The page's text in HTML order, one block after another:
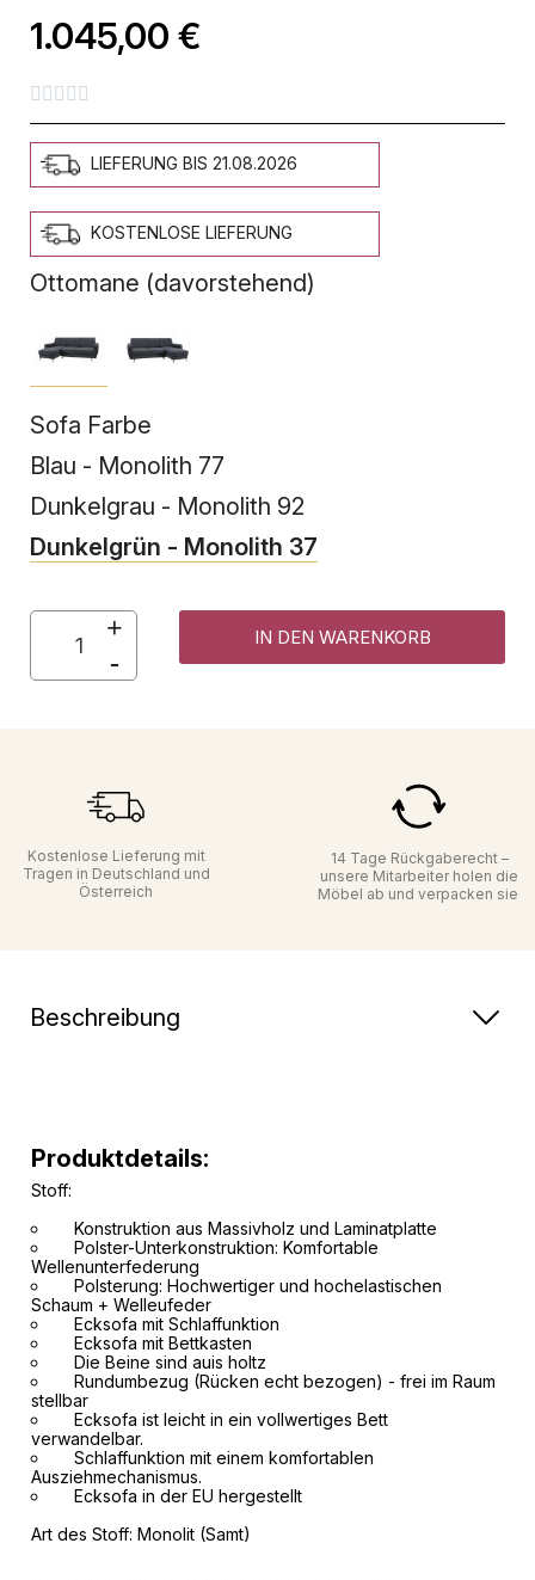
1.045,00 €
    
LIEFERUNG BIS 21.08.2026
KOSTENLOSE LIEFERUNG
Ottomane (davorstehend)
Sofa Farbe
Blau - Monolith 77
Dunkelgrau - Monolith 92
Dunkelgrün - Monolith 37
IN DEN WARENKORB
Kostenlose Lieferung mit
Tragen in Deutschland und
Österreich
14 Tage Rückgaberecht –
unsere Mitarbeiter holen die
Möbel ab und verpacken sie
Beschreibung
Produktdetails:
Stoff:
Konstruktion aus Massivholz und Laminatplatte
Polster-Unterkonstruktion: Komfortable
Wellenunterfederung
Polsterung: Hochwertiger und hochelastischen
Schaum + Welleufeder
Ecksofa mit Schlaffunktion
Ecksofa mit Bettkasten
Die Beine sind auis holtz
Rundumbezug (Rücken echt bezogen) - frei im Raum
stellbar
Ecksofa ist leicht in ein vollwertiges Bett
verwandelbar.
Schlaffunktion mit einem komfortablen
Ausziehmechanismus.
Ecksofa in der EU hergestellt
Art des Stoff: Monolit (Samt)